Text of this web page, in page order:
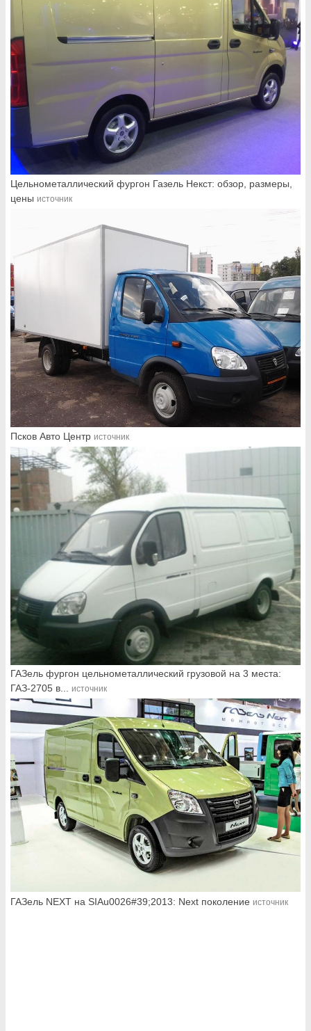
Цельнометаллический фургон Газель Некст: обзор, размеры,
цены источник
Псков Авто Центр источник
ГАЗель фургон цельнометаллический грузовой на 3 места:
ГАЗ-2705 в... источник
ГАЗель NEXT на SIAu0026#39;2013: Next поколение источник